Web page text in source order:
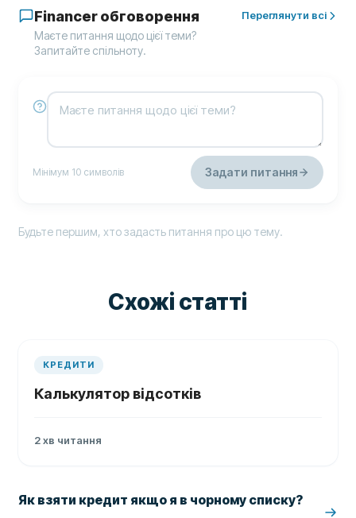
Financer обговорення
Маєте питання щодо цієї теми?
Запитайте спільноту.
Переглянути всі
Мінімум 10 символів Задати питання
Будьте першим, хто задасть питання про цю тему.
Схожі статті
КРЕДИТИ
Калькулятор відсотків
2 хв читання
Як взяти кредит якщо я в чорному списку?